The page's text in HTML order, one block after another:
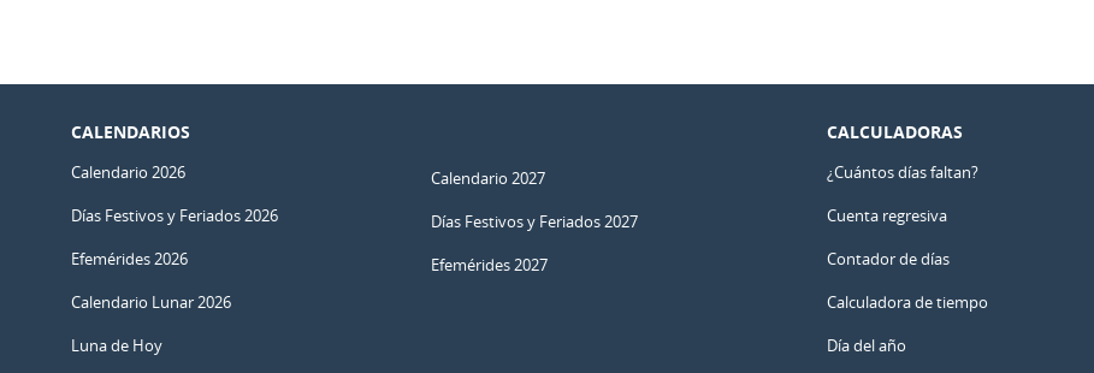
CALENDARIOS
Calendario 2026
Días Festivos y Feriados 2026
Efemérides 2026
Calendario Lunar 2026
Luna de Hoy
Calendario 2027
Días Festivos y Feriados 2027
Efemérides 2027
CALCULADORAS
¿Cuántos días faltan?
Cuenta regresiva
Contador de días
Calculadora de tiempo
Día del año